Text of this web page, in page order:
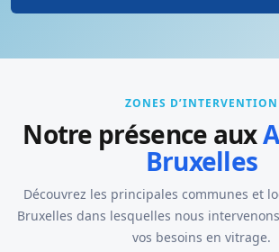
ZONES D’INTERVENTION
Notre présence aux
Bruxelles
Découvrez les principales communes et
Bruxelles dans lesquelles nous
vos besoins en vitrage.